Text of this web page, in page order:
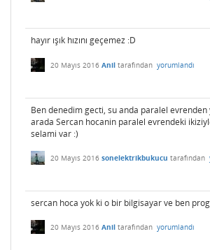
hayır ışık hızını geçemez :D
20 Mayıs 2016 Anil tarafından yorumlandı
Ben denedim gecti, su anda paralel
arada Sercan hocanin paralel evrendeki
selami var :)
20 Mayıs 2016 sonelektrikbukucu tarafından
sercan hoca yok ki o bir bilgisayar ve ben
20 Mayıs 2016 Anil tarafından yorumlandı